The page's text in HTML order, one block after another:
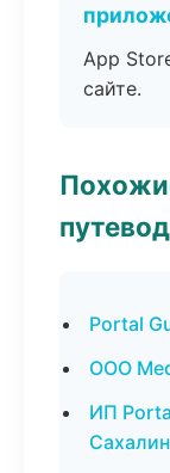
App
сайте.
Portal
ООО
ИП